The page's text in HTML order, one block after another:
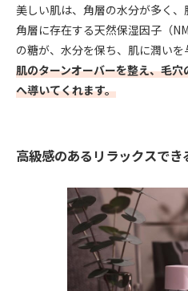
美しい肌は、角層の水分が多く
角層に存在する天然保湿因子（
の糖が、水分を保ち、肌に潤いを
肌のターンオーバーを整え、毛
へ導いてくれます。
高級感のあるリラックスでき